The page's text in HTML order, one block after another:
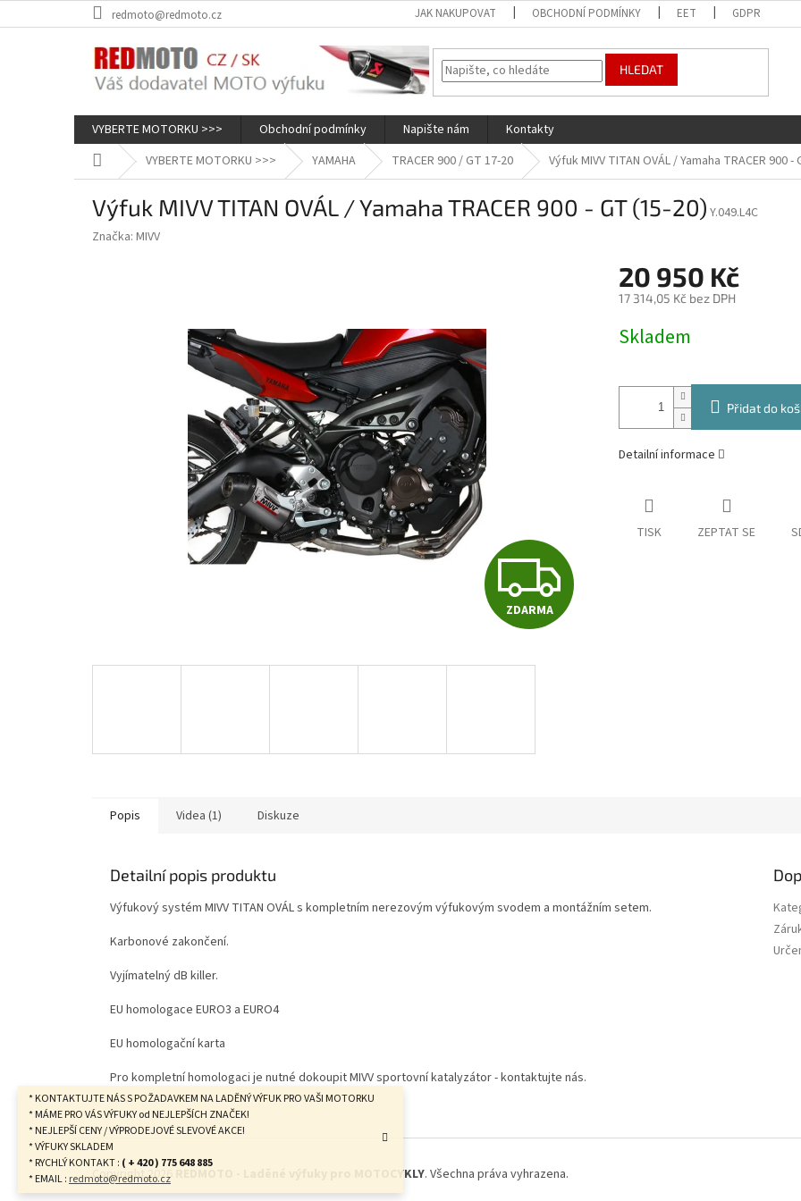
na
* KONTAKTUJTE NÁS S POŽADAVKEM NA LADĚNÝ VÝFUK PRO VAŠI MOTORKU
* MÁME PRO VÁS VÝFUKY od NEJLEPŠÍCH ZNAČEK!
* NEJLEPŠÍ CENY / VÝPRODEJOVÉ SLEVOVÉ AKCE!
* VÝFUKY SKLADEM
* RYCHLÝ KONTAKT : ( + 420 ) 775 648 885
* EMAIL : redmoto@redmoto.cz
redmoto@redmoto.cz JAK NAKUPOVAT OBCHODNÍ PODMÍNKY EET GDPR
HLEDAT
VYBERTE MOTORKU >>> Obchodní podmínky Napište nám
Kontakty
Domů VYBERTE MOTORKU >>> YAMAHA TRACER 900 / GT 17-20 Výfuk MIVV TITAN OVÁL / Yamaha TRACER 900 -
Výfuk MIVV TITAN OVÁL / Yamaha TRACER 900 - GT (15-20) Y.049.L4C
Značka: MIVV
Z
D
A
ZDARMA
20 950 Kč
17 314,05 Kč bez DPH
cena:
Skladem
Přidat do
Detailní informace
TISK ZEPTAT SE
Popis Videa (1) Diskuze
Detailní popis produktu
Výfukový systém MIVV TITAN OVÁL s kompletním nerezovým výfukovým svodem a montážním setem.
Karbonové zakončení.
Vyjímatelný dB killer.
EU homologace EURO3 a EURO4
EU homologační karta
Pro kompletní homologaci je nutné dokoupit MIVV sportovní katalyzátor - kontaktujte nás.
Copyright 2026 REDMOTO - Laděné výfuky pro MOTOCYKLY. Všechna práva vyhrazena.